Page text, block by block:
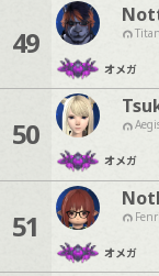
49
オメガ
50
オメガ
51
オメガ